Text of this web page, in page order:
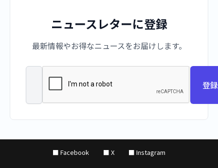
ニュースレターに登録
最新情報やお得なニュースをお届けします。
登
■ Facebook ■ X ■ Instagram